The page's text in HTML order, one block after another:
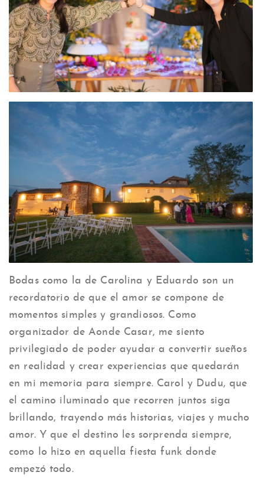
Bodas como la de Carolina y Eduardo son un
recordatorio de que el amor se compone de
momentos simples y grandiosos. Como
organizador de Aonde Casar, me siento
privilegiado de poder ayudar a convertir sueños
en realidad y crear experiencias que quedarán
en mi memoria para siempre. Carol y Dudu, que
el camino iluminado que recorren juntos siga
brillando, trayendo más historias, viajes y mucho
amor. Y que el destino les sorprenda siempre,
como lo hizo en aquella fiesta funk donde
empezó todo.